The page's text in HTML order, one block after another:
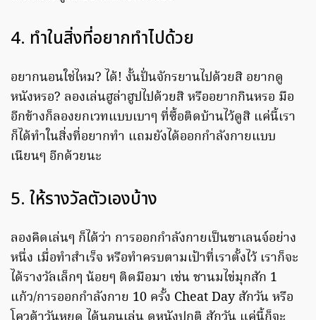
4. ทำในสิ่งที่อยากทำไปด้วย
อยากนอนใช่ไหม? ได้! งั้นปั่นจักรยานไปด้วยสิ อยากดู
หนังหรอ? ลองเล่นฮูล่าฮูปไปด้วยสิ หรืออยากกินหรอ มือ
อีกข้างก็ลองยกเวทแบบเบาๆ ที่ซื้อติดบ้านไว้ดูสิ แค่นี้เรา
ก็ได้ทำในสิ่งที่อยากทำ แถมยังได้ออกกำลังกายแบบ
เนียนๆ อีกด้วยนะ
5. ให้รางวัลตัวเองบ้าง
ลองคิดเล่นๆ ก็ได้ว่า การออกกำลังกายเป็นชาเลนจ์อย่าง
หนึ่ง เมื่อทำสำเร็จ หรือทำครบตามเป้าที่เราตั้งไว้ เราก็จะ
ได้รางวัลเล็กๆ น้อยๆ ติดมือมา เช่น ชานมไข่มุกสัก 1
แก้ว/การออกกำลังกาย 10 ครั้ง Cheat Day สักวัน หรือ